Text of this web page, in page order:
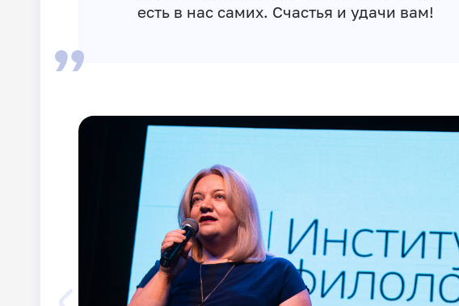
есть в нас самих. Счастья и удачи вам!